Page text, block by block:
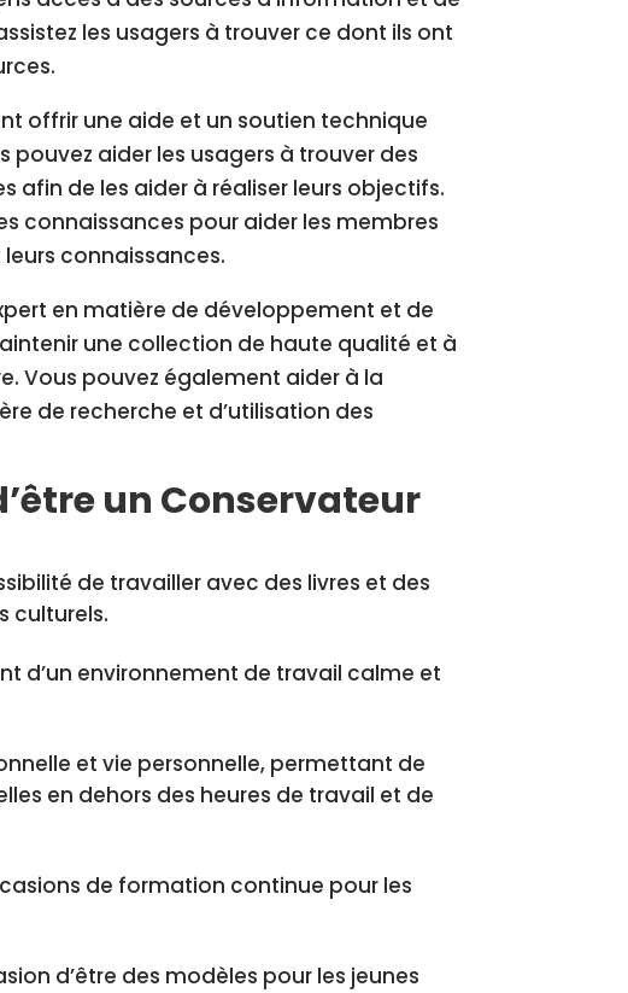
les usagers à trouver ce dont ils ont
offrir une aide et un soutien technique
pouvez aider les usagers à trouver des
afin de les aider à réaliser leurs objectifs.
connaissances pour aider les membres
connaissances.
en matière de développement et de
une collection de haute qualité et à
Vous pouvez également aider à la
de recherche et d’utilisation des
un Conservateur
de travailler avec des livres et des
culturels.
d’un environnement de travail calme et
et vie personnelle, permettant de
en dehors des heures de travail et de
de formation continue pour les
d’être des modèles pour les jeunes